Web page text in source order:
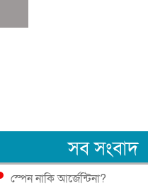
সব সংবাদ
স্পেন নাকি আর্জেন্টিনা?